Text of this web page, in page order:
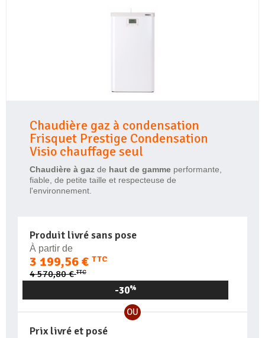
Chaudière gaz à condensation
Frisquet Prestige Condensation
Visio chauffage seul
Chaudière à gaz de haut de gamme performante,
fiable, de petite taille et respecteuse de
l'environnement.
Produit livré sans pose
À partir de
3 199,56 € TTC
4 570,80 €TTC
-30%
OU
Prix livré et posé